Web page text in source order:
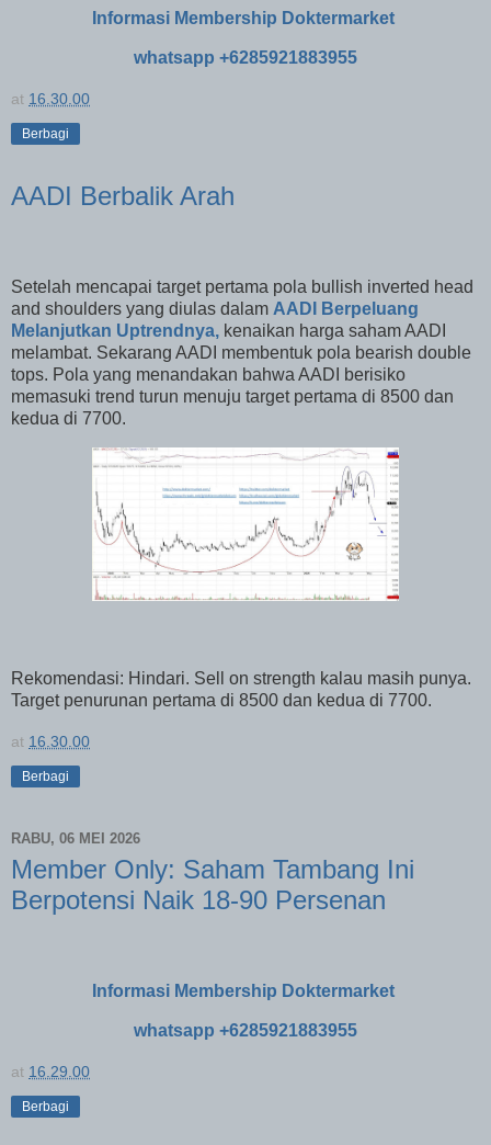
Informasi Membership Doktermarket
whatsapp +6285921883955
at 16.30.00
Berbagi
AADI Berbalik Arah
Setelah mencapai target pertama pola bullish inverted head
and shoulders yang diulas dalam AADI Berpeluang
Melanjutkan Uptrendnya, kenaikan harga saham AADI
melambat. Sekarang AADI membentuk pola bearish double
tops. Pola yang menandakan bahwa AADI berisiko
memasuki trend turun menuju target pertama di 8500 dan
kedua di 7700.
Rekomendasi: Hindari. Sell on strength kalau masih punya.
Target penurunan pertama di 8500 dan kedua di 7700.
at 16.30.00
Berbagi
RABU, 06 MEI 2026
Member Only: Saham Tambang Ini
Berpotensi Naik 18-90 Persenan
Informasi Membership Doktermarket
whatsapp +6285921883955
at 16.29.00
Berbagi